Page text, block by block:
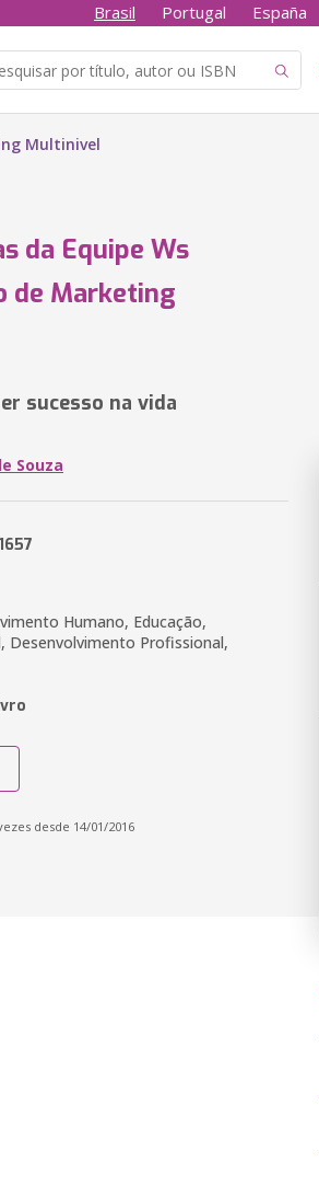
Brasil Portugal España
Multinivel
da Equipe Ws
de Marketing
sucesso na vida
Souza
Humano, Educação,
Desenvolvimento Profissional,
desde 14/01/2016